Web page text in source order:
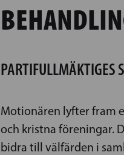
PARTIFULLMÄKTIGES
Motionären lyfter fram
och kristna föreningar.
bidra till välfärden i